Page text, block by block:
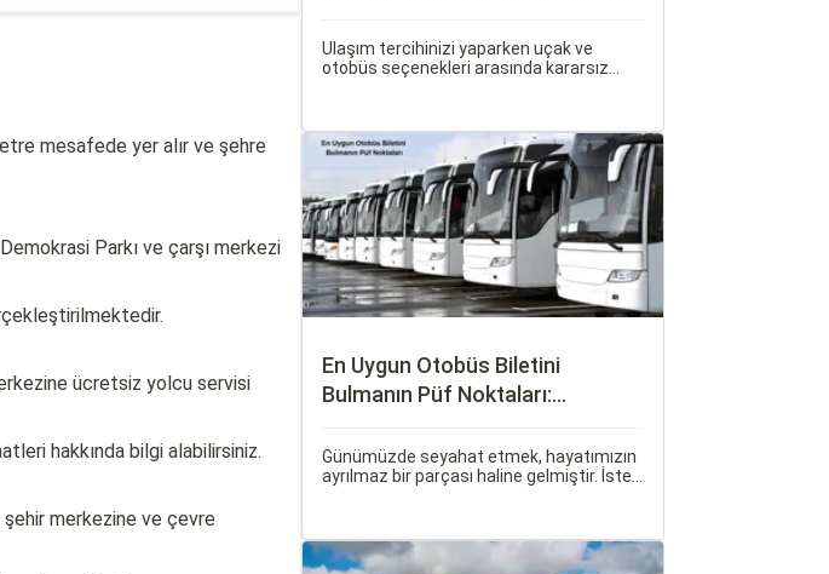
mesafede yer alır ve şehre
Parkı ve çarşı merkezi
ücretsiz yolcu servisi
hakkında bilgi alabilirsiniz.
şehir merkezine ve çevre
Ulaşım tercihinizi yaparken uçak ve
otobüs seçenekleri arasında kararsız
En Uygun Otobüs Biletini
Bulmanın Püf Noktaları:
Günümüzde seyahat etmek, hayatımızın
ayrılmaz bir parçası haline gelmiştir. İster
seçmek oldukça önemlidir.